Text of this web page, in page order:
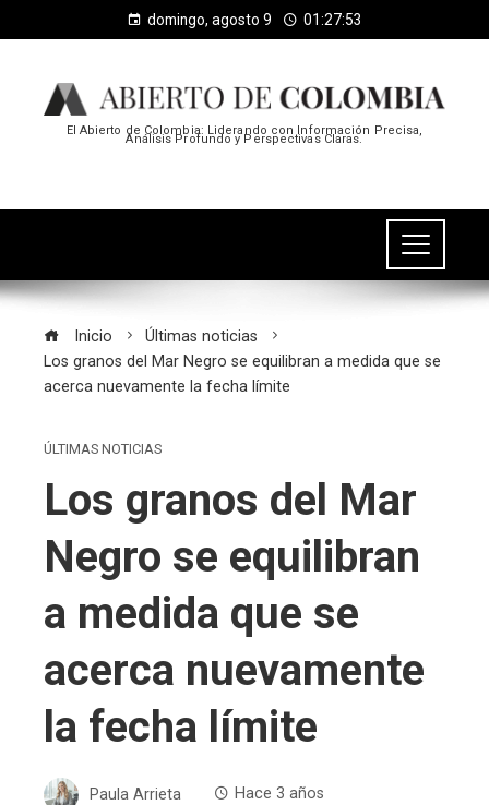
domingo, agosto 9 01:27:53
El Abierto de Colombia: Liderando con Información Precisa,
Análisis Profundo y Perspectivas Claras.
Inicio
Últimas noticias
Los granos del Mar Negro se equilibran a medida que se
acerca nuevamente la fecha límite
ÚLTIMAS NOTICIAS
Los granos del Mar
Negro se equilibran
a medida que se
acerca nuevamente
la fecha límite
Paula Arrieta Hace 3 años